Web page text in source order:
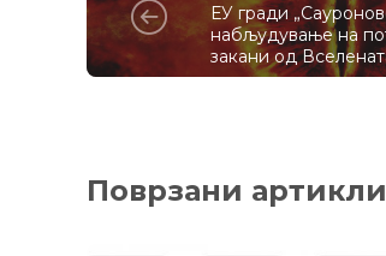
ЕУ гради
набљудување на
закани од
Поврзани артикли